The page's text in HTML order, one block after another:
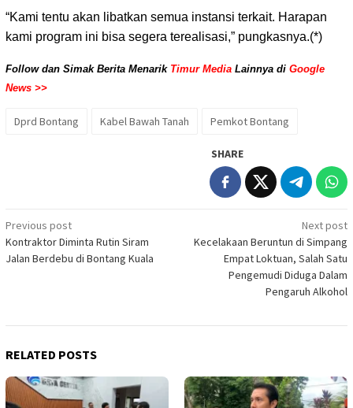
“Kami tentu akan libatkan semua instansi terkait. Harapan
kami program ini bisa segera terealisasi,” pungkasnya.(*)
Follow dan Simak Berita Menarik Timur Media Lainnya di Google
News >>
Dprd Bontang Kabel Bawah Tanah Pemkot Bontang
SHARE
Post
navigation
Previous post
Kontraktor Diminta Rutin Siram
Jalan Berdebu di Bontang Kuala
Next post
Kecelakaan Beruntun di Simpang
Empat Loktuan, Salah Satu
Pengemudi Diduga Dalam
Pengaruh Alkohol
RELATED POSTS